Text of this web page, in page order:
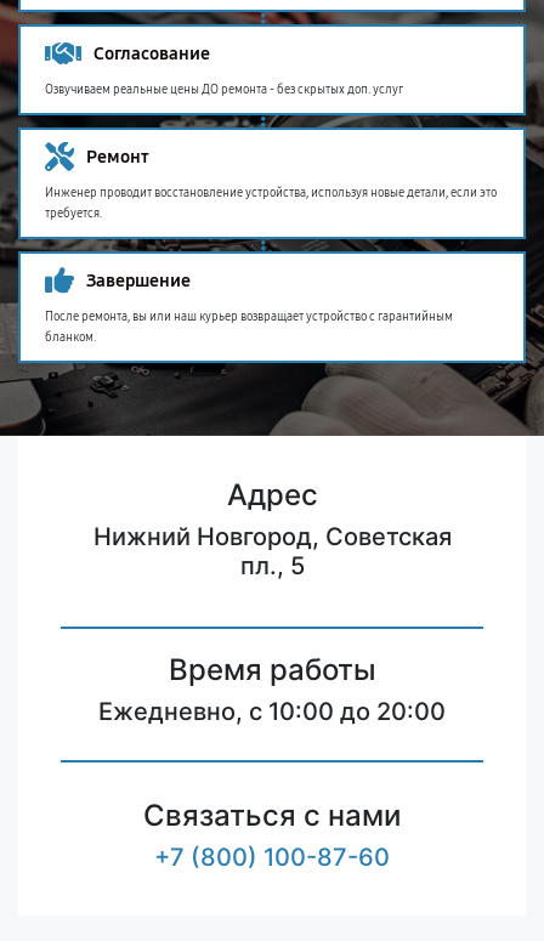
Согласование
Озвучиваем реальные цены ДО ремонта - без скрытых доп. услуг
Ремонт
Инженер проводит восстановление устройства, используя новые детали, если это
требуется.
Завершение
После ремонта, вы или наш курьер возвращает устройство с гарантийным
бланком.
Адрес
Нижний Новгород, Советская
пл., 5
Время работы
Ежедневно, с 10:00 до 20:00
Связаться с нами
+7 (800) 100-87-60